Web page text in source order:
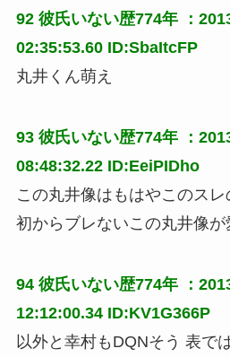
92 彼氏いない歴774年
：
02:35:53.60 ID:SbaItcFP
丸井くん萌え
93 彼氏いない歴774年
：
08:48:32.22 ID:EeiPIDho
この丸井像はもはやこのス
初からブレないこの丸井像
94 彼氏いない歴774年
：
12:12:00.34 ID:KV1G366P
以外と幸村もDQNそう 表で